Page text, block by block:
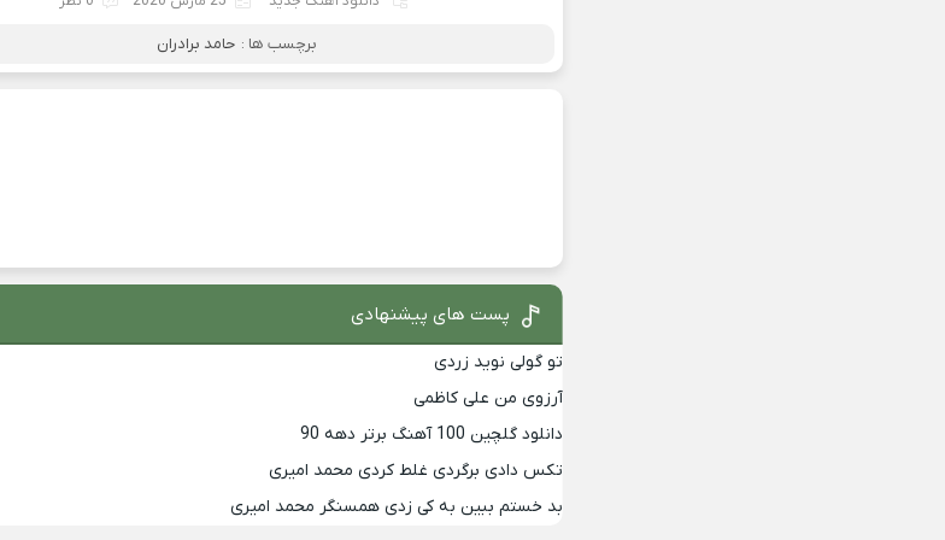
برچسب ها : حامد برادران
پست های پیشنهادی
تو گولی نوید زردی
آرزوی من علی کاظمی
دانلود گلچین 100 آهنگ برتر دهه 90
تکس دادی برگردی غلط کردی محمد امیری
بد خستم ببین به کی زدی همسنگر محمد امیری